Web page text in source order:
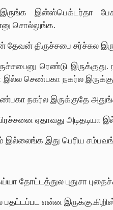
இன்ஸ்பெக்டர்தா
சொல்லுங்க.
தேவன் திருச்சபை சர்ச்சுல
ரெண்டு
செண்பகா நகர்ல
நகர்ல இருக்குதே
ஏதாவது அடிதடியா
இது பெரிய
தோட்டத்துல புதுசா
பதட்டப்பட என்ன